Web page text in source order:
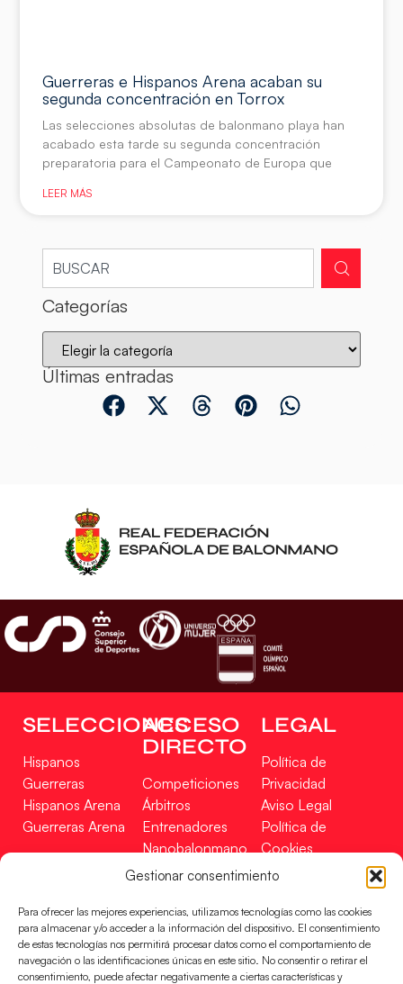
Gestionar consentimiento
Para ofrecer las mejores experiencias, utilizamos tecnologías como las cookies
para almacenar y/o acceder a la información del dispositivo. El consentimiento
de estas tecnologías nos permitirá procesar datos como el comportamiento de
navegación o las identificaciones únicas en este sitio. No consentir o retirar el
consentimiento, puede afectar negativamente a ciertas características y
Guerreras e Hispanos Arena acaban su
segunda concentración en Torrox
Las selecciones absolutas de balonmano playa han
acabado esta tarde su segunda concentración
preparatoria para el Campeonato de Europa que
LEER MÁS
Categorías
Últimas entradas
SELECCIONES
Hispanos
Guerreras
Hispanos Arena
Guerreras Arena
ACCESO
DIRECTO
Competiciones
Árbitros
Entrenadores
Nanobalonmano
Tienda
LEGAL
Política de
Privacidad
Aviso Legal
Política de
Cookies
Mapa Web
Incidencias
CONTACTO
EN